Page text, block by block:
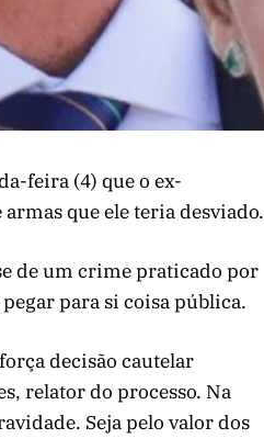
feira (4) que o ex-
que ele teria desviado.
de um crime praticado por
para si coisa pública.
decisão cautelar
relator do processo. Na
Seja pelo valor dos